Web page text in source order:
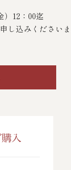
）12：00迄
し込みくださいま